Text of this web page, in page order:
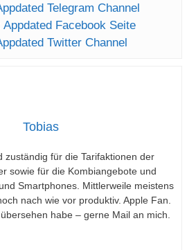
Telegram Channel
Appdated Facebook Seite
Twitter Channel
Tobias
zuständig für die Tarifaktionen der
sowie für die Kombiangebote und
Smartphones. Mittlerweile meistens
nach wie vor produktiv. Apple Fan.
habe – gerne Mail an mich.